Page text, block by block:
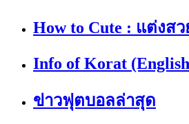
How to Cute : แต่งส
Info of Korat
ข่าวฟุตบอลล่าสุด